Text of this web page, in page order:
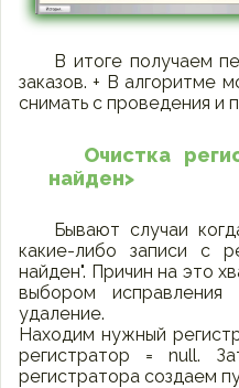
В итоге получаем
заказов. + В алгоритме
снимать с проведения и
Очистка
найден>
Бывают случаи
какие-либо записи с
найден". Причин на это
выбором
удаление.
Находим нужный
регистратор = null.
регистратора создаем